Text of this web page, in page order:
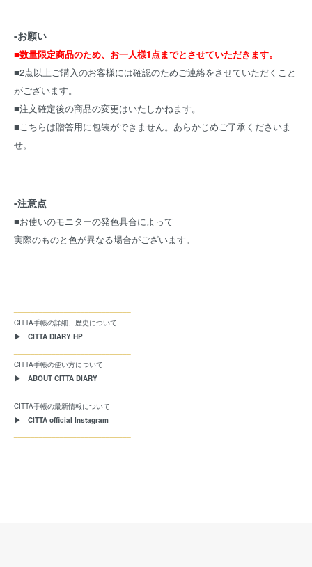
-お願い
■数量限定商品のため、お一人様1点までとさせていただきます。
■2点以上ご購入のお客様には確認のためご連絡をさせていただくこと
がございます。
■注文確定後の商品の変更はいたしかねます。
■こちらは贈答用に包装ができません。あらかじめご了承くださいま
せ。
-注意点
■お使いのモニターの発色具合によって
実際のものと色が異なる場合がございます。
CITTA手帳の詳細、歴史について
▶ CITTA DIARY HP
CITTA手帳の使い方について
▶ ABOUT CITTA DIARY
CITTA手帳の最新情報について
▶ CITTA official Instagram